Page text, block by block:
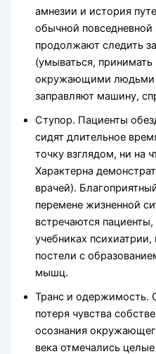
амнезии и история
обычной
продолжают следить
(умываться,
окружающими людьми
заправляют машину,
Ступор. Пациенты
сидят длительное
точку взглядом, ни на
Характерна
врачей).
перемене жизненной
встречаются
учебниках
постели с
мышц.
Транс и одержимость.
потеря чувства
осознания
века отмечались